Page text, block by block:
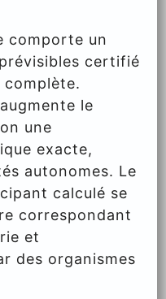
comporte un
certifié
le
une
exacte,
autonomes. Le
calculé se
correspondant
et
des organismes